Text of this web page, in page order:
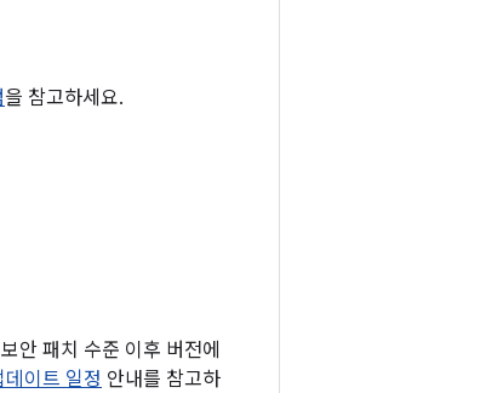
을 참고하세요.
패치 수준 이후 버전에
이트 일정 안내를 참고하